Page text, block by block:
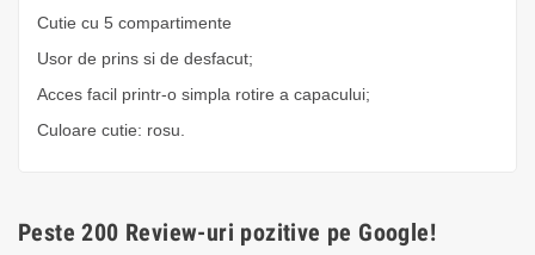
Cutie cu 5 compartimente
Usor de prins si de desfacut;
Acces facil printr-o simpla rotire a capacului;
Culoare cutie: rosu.
Peste 200 Review-uri pozitive pe Google!